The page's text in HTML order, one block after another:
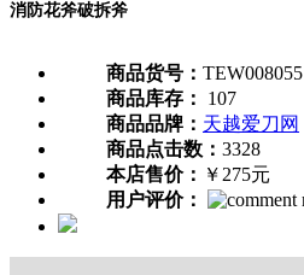
消防花斧破拆斧
商品货号： TEW008055
商品库存：
107
商品品牌： 天越爱刀网
商品点击数： 3328
本店售价： ￥275元
用户评价：